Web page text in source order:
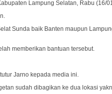
Lampung Selatan, Rabu (16/
Sunda baik Banten maupun
memberikan bantuan tersebut.
Jarno kepada media ini.
sudah dibagikan ke dua lokasi